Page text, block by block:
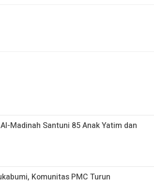
Madinah Santuni 85 Anak Yatim dan
Komunitas PMC Turun